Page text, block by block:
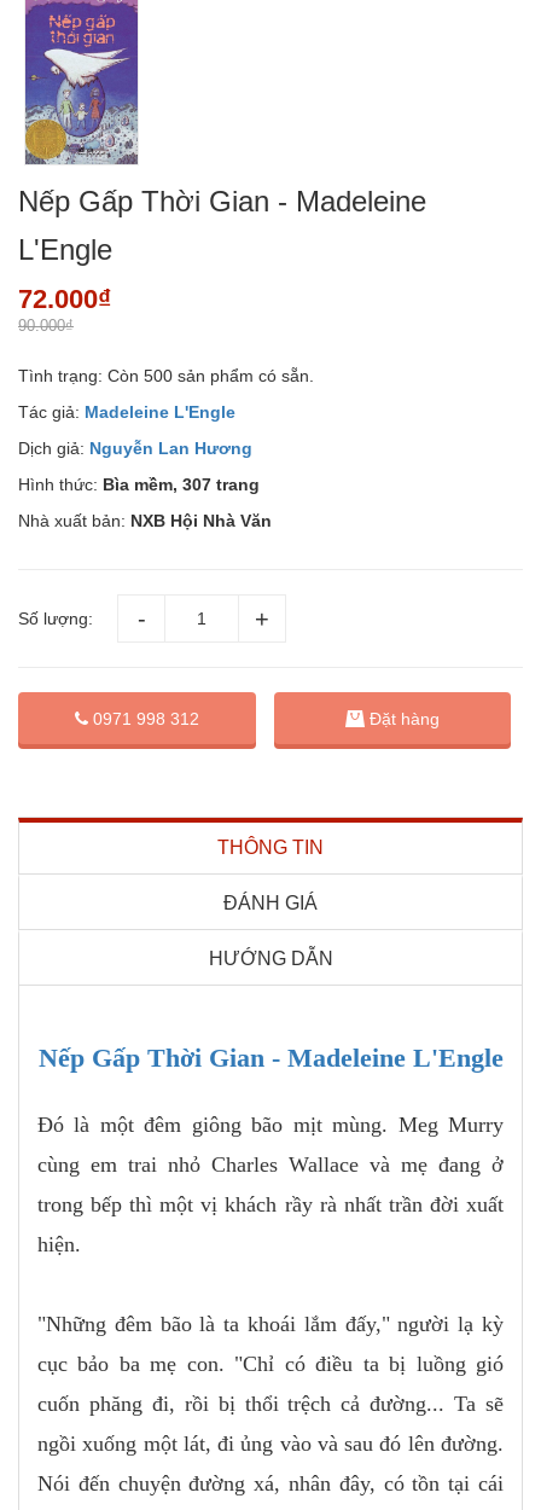
Nếp Gấp Thời Gian - Madeleine
L'Engle
72.000₫
90.000₫
Tình trạng: Còn 500 sản phẩm có sẵn.
Tác giả: Madeleine L'Engle
Dịch giả: Nguyễn Lan Hương
Hình thức: Bìa mềm, 307 trang
Nhà xuất bản: NXB Hội Nhà Văn
Số lượng:
0971 998 312 Đặt hàng
THÔNG TIN
ĐÁNH GIÁ
HƯỚNG DẪN
Nếp Gấp Thời Gian - Madeleine L'Engle
Đó là một đêm giông bão mịt mùng. Meg Murry
cùng em trai nhỏ Charles Wallace và mẹ đang ở
trong bếp thì một vị khách rầy rà nhất trần đời xuất
hiện.
"Những đêm bão là ta khoái lắm đấy," người lạ kỳ
cục bảo ba mẹ con. "Chỉ có điều ta bị luồng gió
cuốn phăng đi, rồi bị thổi trệch cả đường... Ta sẽ
ngồi xuống một lát, đi ủng vào và sau đó lên đường.
Nói đến chuyện đường xá, nhân đây, có tồn tại cái